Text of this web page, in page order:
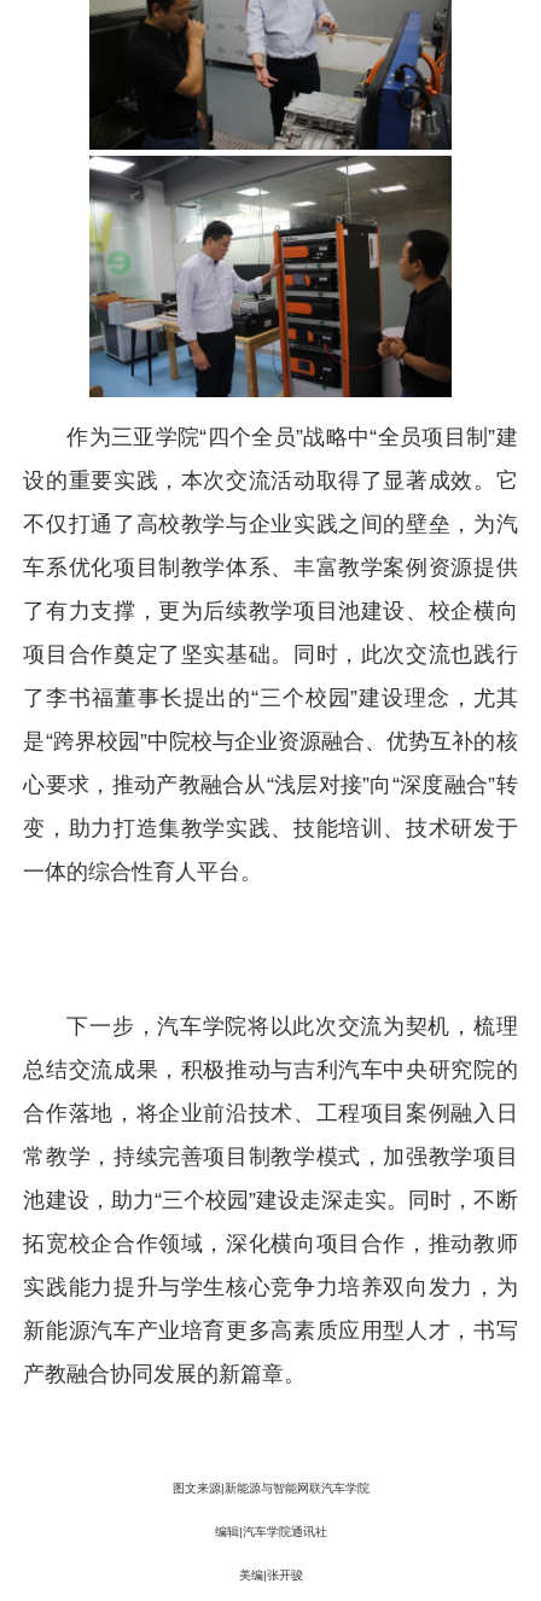
作为三亚学院“四个全员”战略中“全员项目制”建
设的重要实践，本次交流活动取得了显著成效。它
不仅打通了高校教学与企业实践之间的壁垒，为汽
车系优化项目制教学体系、丰富教学案例资源提供
了有力支撑，更为后续教学项目池建设、校企横向
项目合作奠定了坚实基础。同时，此次交流也践行
了李书福董事长提出的“三个校园”建设理念，尤其
是“跨界校园”中院校与企业资源融合、优势互补的核
心要求，推动产教融合从“浅层对接”向“深度融合”转
变，助力打造集教学实践、技能培训、技术研发于
一体的综合性育人平台。
下一步，汽车学院将以此次交流为契机，梳理
总结交流成果，积极推动与吉利汽车中央研究院的
合作落地，将企业前沿技术、工程项目案例融入日
常教学，持续完善项目制教学模式，加强教学项目
池建设，助力“三个校园”建设走深走实。同时，不断
拓宽校企合作领域，深化横向项目合作，推动教师
实践能力提升与学生核心竞争力培养双向发力，为
新能源汽车产业培育更多高素质应用型人才，书写
产教融合协同发展的新篇章。
图文来源|新能源与智能网联汽车学院
编辑|汽车学院通讯社
美编|张开骏